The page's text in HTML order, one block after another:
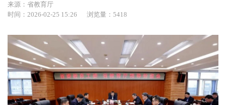
来源：省教育厅
时间：2026-02-25 15:26
浏览量：5418